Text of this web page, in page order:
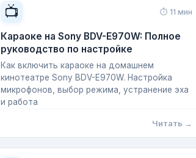
📺 ⏱ 11 мин
Караоке на Sony BDV-E970W: Полное
руководство по настройке
Как включить караоке на домашнем
кинотеатре Sony BDV-E970W. Настройка
микрофонов, выбор режима, устранение эха
и работа
Читать →